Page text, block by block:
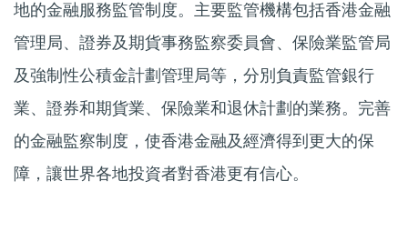
地的金融服務監管制度。主要監管機構包括香港金融
管理局、證券及期貨事務監察委員會、保險業監管局
及強制性公積金計劃管理局等，分別負責監管銀行
業、證券和期貨業、保險業和退休計劃的業務。完善
的金融監察制度，使香港金融及經濟得到更大的保
障，讓世界各地投資者對香港更有信心。